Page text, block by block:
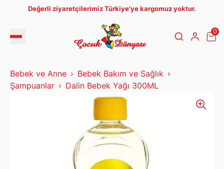
Değerli ziyaretçilerimiz Türkiye'ye kargomuz yoktur.
0
Bebek ve Anne
Bebek Bakım ve Sağlık
Şampuanlar
Dalin Bebek Yağı 300ML